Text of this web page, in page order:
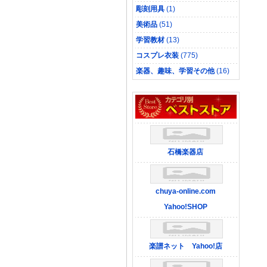
彫刻用具 (1)
美術品 (51)
学習教材(13)
コスプレ衣装 (775)
楽器、趣味、学習その他(16)
石橋楽器店
chuya-online.com
Yahoo!SHOP
楽譜ネット Yahoo!店